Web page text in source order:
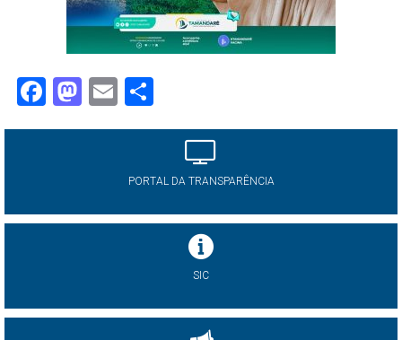
Facebook
Mastodon
Email
PORTAL DA TRANSPARÊNCIA
SIC